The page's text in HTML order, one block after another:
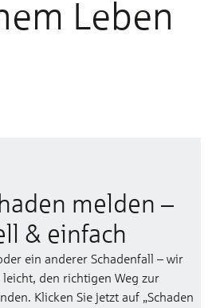
Leben
melden –
& einfach
ein anderer Schadenfall – wir
leicht, den richtigen Weg zur
Klicken Sie jetzt auf „Schaden